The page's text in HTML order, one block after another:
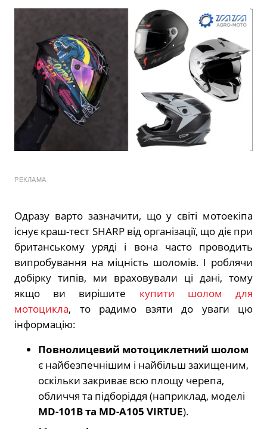
РЕКЛАМА
Одразу варто зазначити, що у світі мотоекіпа
існує краш-тест SHARP від організації, що діє при
британському уряді і вона часто проводить
випробування на міцність шоломів. І роблячи
добірку типів, ми враховували ці дані, тому
якщо ви вирішите купити шолом для
мотоцикла, то радимо взяти до уваги цю
інформацію:
Повнолицевий мотоциклетний шолом
є найбезпечнішим і найбільш захищеним,
оскільки закриває всю площу черепа,
обличчя та підборіддя (наприклад, моделі
MD-101B та MD-A105 VIRTUE).